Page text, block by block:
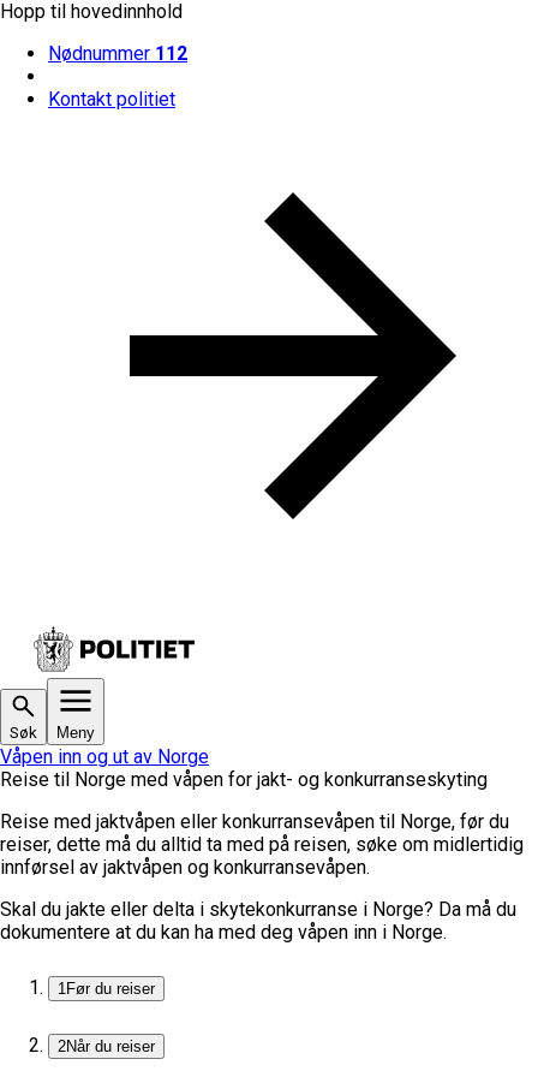
Hopp til hovedinnhold
Nødnummer 112
Kontakt politiet
Søk Meny
Våpen inn og ut av Norge
Reise til Norge med våpen for jakt- og konkurranseskyting
Reise med jaktvåpen eller konkurransevåpen til Norge, før du
reiser, dette må du alltid ta med på reisen, søke om midlertidig
innførsel av jaktvåpen og konkurransevåpen.
Skal du jakte eller delta i skytekonkurranse i Norge? Da må du
dokumentere at du kan ha med deg våpen inn i Norge.
1 Før du reiser
2Når du reiser